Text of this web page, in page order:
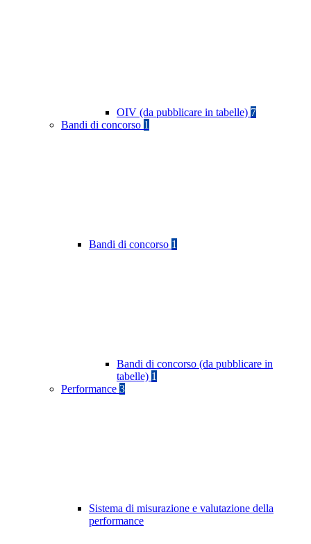
OIV (da pubblicare in tabelle) 7
Bandi di concorso 1
Bandi di concorso 1
Bandi di concorso (da pubblicare in
tabelle) 1
Performance 3
Sistema di misurazione e valutazione della
performance